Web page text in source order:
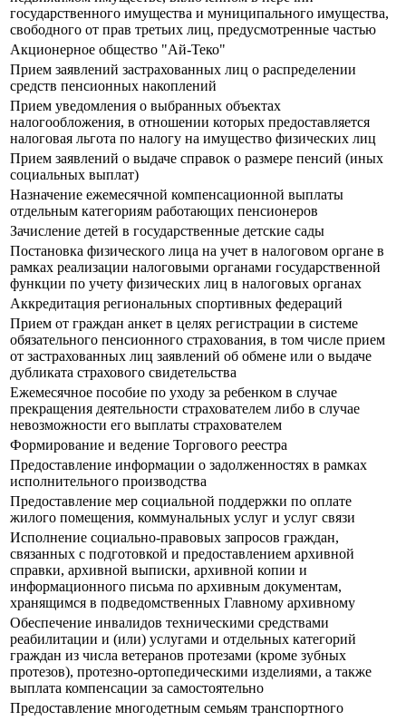
государственного имущества и муниципального имущества,
свободного от прав третьих лиц, предусмотренные частью
Акционерное общество "Ай-Теко"
Прием заявлений застрахованных лиц о распределении
средств пенсионных накоплений
Прием уведомления о выбранных объектах
налогообложения, в отношении которых предоставляется
налоговая льгота по налогу на имущество физических лиц
Прием заявлений о выдаче справок о размере пенсий (иных
социальных выплат)
Назначение ежемесячной компенсационной выплаты
отдельным категориям работающих пенсионеров
Зачисление детей в государственные детские сады
Постановка физического лица на учет в налоговом органе в
рамках реализации налоговыми органами государственной
функции по учету физических лиц в налоговых органах
Аккредитация региональных спортивных федераций
Прием от граждан анкет в целях регистрации в системе
обязательного пенсионного страхования, в том числе прием
от застрахованных лиц заявлений об обмене или о выдаче
дубликата страхового свидетельства
Ежемесячное пособие по уходу за ребенком в случае
прекращения деятельности страхователем либо в случае
невозможности его выплаты страхователем
Формирование и ведение Торгового реестра
Предоставление информации о задолженностях в рамках
исполнительного производства
Предоставление мер социальной поддержки по оплате
жилого помещения, коммунальных услуг и услуг связи
Исполнение социально-правовых запросов граждан,
связанных с подготовкой и предоставлением архивной
справки, архивной выписки, архивной копии и
информационного письма по архивным документам,
хранящимся в подведомственных Главному архивному
Обеспечение инвалидов техническими средствами
реабилитации и (или) услугами и отдельных категорий
граждан из числа ветеранов протезами (кроме зубных
протезов), протезно-ортопедическими изделиями, а также
выплата компенсации за самостоятельно
Предоставление многодетным семьям транспортного